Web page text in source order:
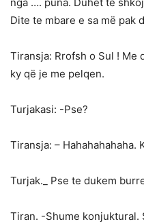
nga …. puna. Duhet te
Dite te mbare e sa më pak
Tiransja: Rrofsh o Sul !
ky që je me pelqen.
Turjakasi: -Pse?
Tiransja: – Hahahahahaha.
Turjak._ Pse te dukem
Tiran. -Shume konjuktural.